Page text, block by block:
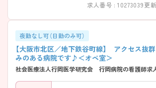
求人番号 : 10273039更
夜勤なし可（日勤のみ可）
【大阪市北区／地下鉄谷町線】 アクセス抜群
みのある病院です♪＜オペ室＞
社会医療法人行岡医学研究会 行岡病院の看護師求